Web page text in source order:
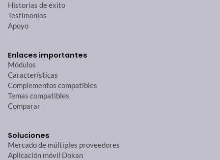
Historias de éxito
Testimonios
Apoyo
Enlaces importantes
Módulos
Características
Complementos compatibles
Temas compatibles
Comparar
Soluciones
Mercado de múltiples proveedores
Aplicación móvil Dokan